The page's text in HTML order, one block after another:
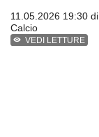
11.05.2026 19:30 di
Calcio
VEDI LETTURE